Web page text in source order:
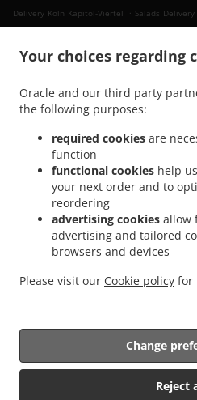
Your choices regarding
Oracle and our third party
the following purposes:
required cookies are
function
functional cookies help
your next order and to
reordering
advertising cookies allow
advertising and tailored
browsers and devices
Please visit our Cookie policy for
Reject
Change
Delivery Köln Kapitol-Viertel
. Salads
Viertel . Salads Delivery Köln
Salads Delivery Köln Neu-Hahnwald
.
Delivery Köln Schillingsrott . Salads Delivery
Köln Rondorf-Ost
Salads Delivery Köln
Salads Delivery Köln Auenviertel
Delivery Köln Rondorf-West . Salads Delivery
Köln Lindenthal
. Salads Delivery Köln
Delivery Köln
Salads Delivery Oelsnitz/
Oelsnitz/Erzgebirge . Salads Delivery Hürth
Salads Delivery Hürth Kendenich . Salads
Delivery Hürth Kalscheuren
. Salads